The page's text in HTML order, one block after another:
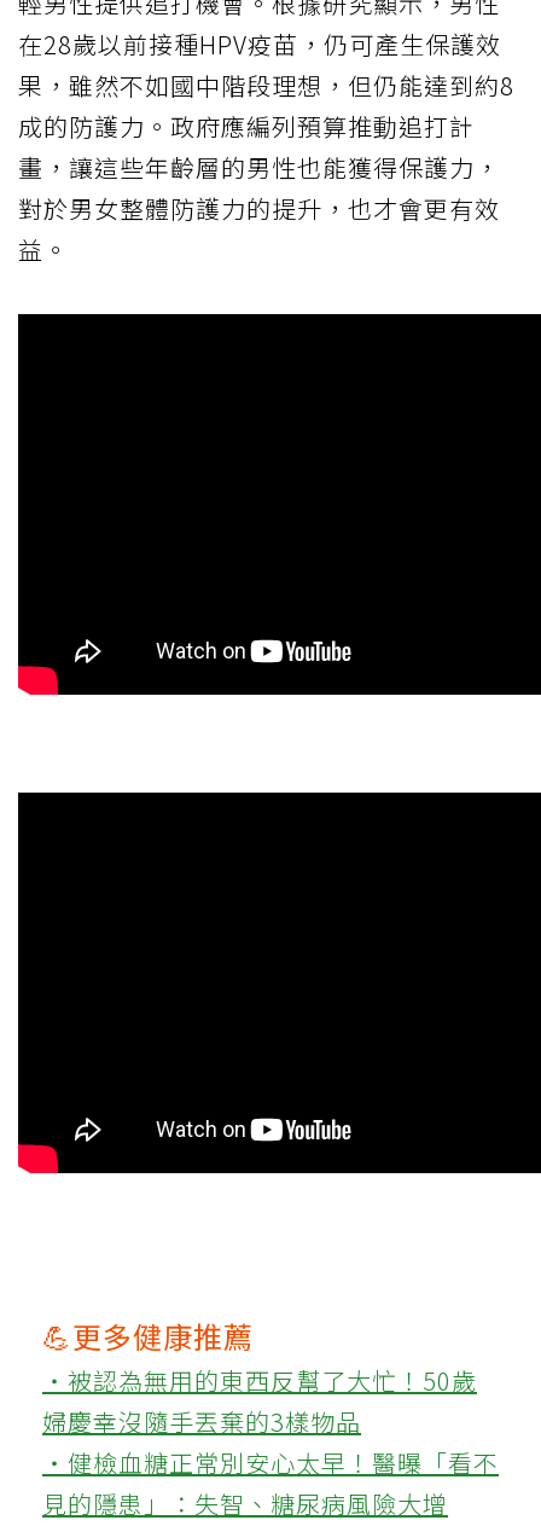
在28歲以前接種HPV疫苗，仍可產生保護效
果，雖然不如國中階段理想，但仍能達到約8
成的防護力。政府應編列預算推動追打計
畫，讓這些年齡層的男性也能獲得保護力，
對於男女整體防護力的提升，也才會更有效
益。
💪更多健康推薦
‧被認為無用的東西反幫了大忙！50歲
婦慶幸沒隨手丟棄的3樣物品
‧健檢血糖正常別安心太早！醫曝「看不
見的隱患」：失智、糖尿病風險大增